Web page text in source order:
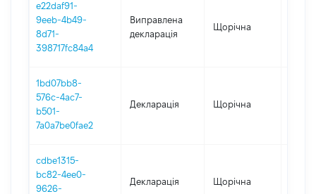
e22daf91-
9eeb-4b49-
8d71-
398717fc84a4
Виправлена
декларація
Щорічна
1bd07bb8-
576c-4ac7-
b501-
7a0a7be0fae2
Декларація Щорічна
cdbe1315-
bc82-4ee0-
9626-
Декларація Щорічна